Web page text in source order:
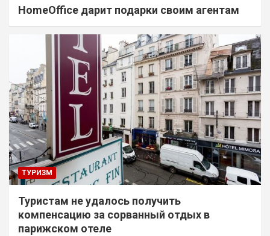
HomeOffice дарит подарки своим агентам
ТУРИЗМ
Туристам не удалось получить
компенсацию за сорванный отдых в
парижском отеле